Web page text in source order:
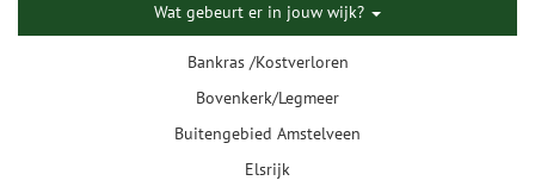
Wat gebeurt er in jouw wijk?
Bankras /Kostverloren
Bovenkerk/Legmeer
Buitengebied Amstelveen
Elsrijk